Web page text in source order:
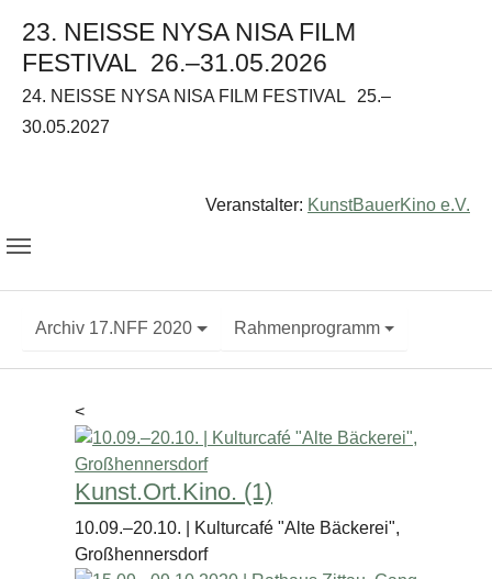
23. NEISSE NYSA NISA FILM
FESTIVAL 26.–31.05.2026
24. NEISSE NYSA NISA FILM FESTIVAL
25.–
30.05.2027
Veranstalter: KunstBauerKino e.V.
Archiv 17.NFF 2020 Rahmenprogramm
<
Kunst.Ort.Kino. (1)
10.09.–20.10. | Kulturcafé "Alte Bäckerei",
Großhennersdorf